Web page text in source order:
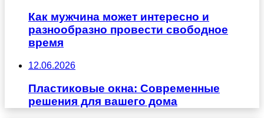
Как мужчина может интересно и
разнообразно провести свободное
время
12.06.2026
Пластиковые окна: Современные
решения для вашего дома